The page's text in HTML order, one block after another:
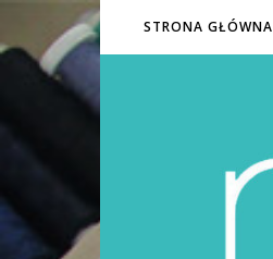
STRONA GŁÓWNA